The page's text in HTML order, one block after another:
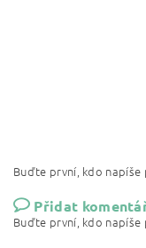
Buďte první, kdo
Přidat
Buďte první, kdo